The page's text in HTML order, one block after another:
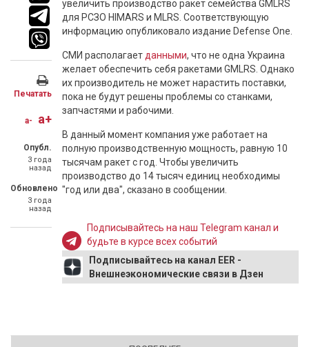
Печатать
a- a+
Опубл.
3 года
назад
Обновлено
3 года
назад
увеличить производство ракет семейства GMLRS
для РСЗО HIMARS и MLRS. Соответствующую
информацию опубликовало издание Defense One.
СМИ располагает данными, что не одна Украина
желает обеспечить себя ракетами GMLRS. Однако
их производитель не может нарастить поставки,
пока не будут решены проблемы со станками,
запчастями и рабочими.
В данный момент компания уже работает на
полную производственную мощность, равную 10
тысячам ракет с год. Чтобы увеличить
производство до 14 тысяч единиц необходимы
"год или два", сказано в сообщении.
Подписывайтесь на наш Telegram канал и
будьте в курсе всех событий
Подписывайтесь на канал EER -
Внешнеэкономические связи в Дзен